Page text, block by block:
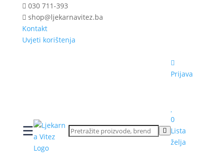
030 711-393
shop@ljekarnavitez.ba
Kontakt
Uvjeti korištenja
☰
Prijava
0
Lista
želja